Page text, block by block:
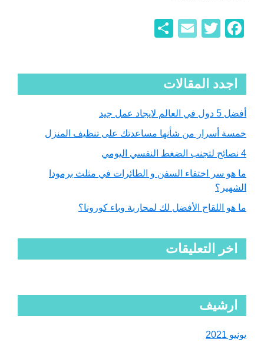
F
e
o
o
k
T
er
E
Primary
اجدد المقالات
أفضل 5 دول في العالم لايجاد عمل جيد
خمسة أسرار من شأنها مساعدتك على تنظيف المنزل
4 نصائح لتجنب الضغط النفسي اليومي
ما هو سر اختفاء السفن و الطائرات في مثلث برمودا
الشهير؟
ما هو اللقاح الأفضل لك لمحاربة وباء كورونا؟
اخر التعليقات
ارشيف
يونيو 2021